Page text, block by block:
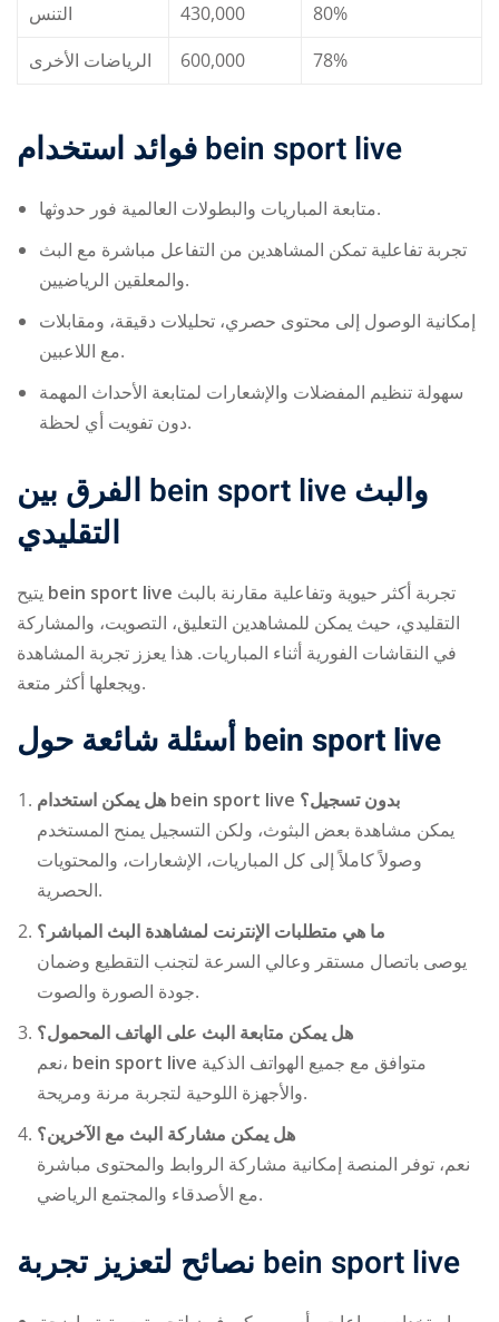
التنس
430,000
80%
الرياضات الأخرى
600,000 78%
bein sport live
متابعة المباريات والبطولات العالمية فور حدوثها.
تجربة تفاعلية تمكن المشاهدين من التفاعل مباشرة مع البث
والمعلقين الرياضيين.
إمكانية الوصول إلى محتوى حصري، تحليلات دقيقة، ومقابلات
مع اللاعبين.
سهولة تنظيم المفضلات والإشعارات لمتابعة الأحداث المهمة
دون تفويت أي لحظة.
bein sport live
التقليدي
bein sport live
التقليدي، حيث يمكن للمشاهدين التعليق، التصويت، والمشاركة
في النقاشات الفورية أثناء المباريات. هذا يعزز تجربة المشاهدة
ويجعلها أكثر متعة.
bein sport live
bein sport live بدون تسجيل؟
يمكن مشاهدة بعض البثوث، ولكن التسجيل يمنح المستخدم
وصولاً كاملاً إلى كل المباريات، الإشعارات، والمحتويات
الحصرية.
ما هي متطلبات الإنترنت لمشاهدة البث المباشر؟
يوصى باتصال مستقر وعالي السرعة لتجنب التقطيع وضمان
جودة الصورة والصوت.
هل يمكن متابعة البث على الهاتف المحمول؟
نعم، bein sport live
والأجهزة اللوحية لتجربة مرنة ومريحة.
هل يمكن مشاركة البث مع الآخرين؟
نعم، توفر المنصة إمكانية مشاركة الروابط والمحتوى مباشرة
مع الأصدقاء والمجتمع الرياضي.
bein sport live